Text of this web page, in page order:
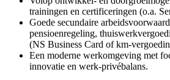
trainingen en certificeringen (o.a.
Goede secundaire
pensioenregeling,
(NS Business Card of km-
Een moderne werkomgeving met
innovatie en werk-privébalans.